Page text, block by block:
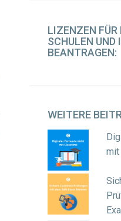
LIZENZEN
SCHULEN
BEANTRAGEN:
WEITERE
mit